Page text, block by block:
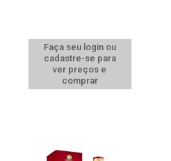
Faça seu login ou
cadastre-se para
ver preços e
comprar